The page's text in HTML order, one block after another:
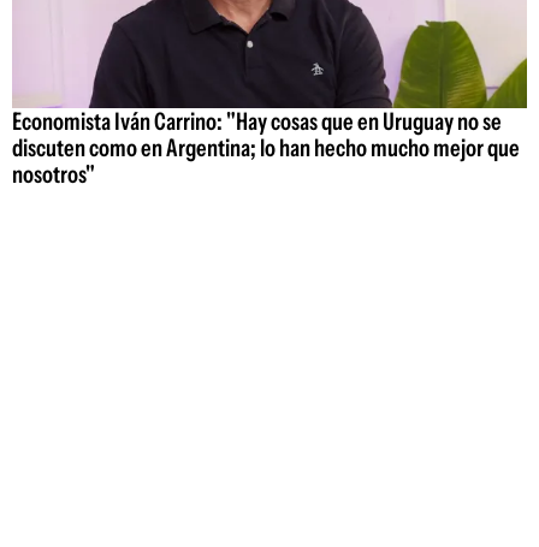
Economista Iván Carrino: "Hay cosas que en Uruguay no se
discuten como en Argentina; lo han hecho mucho mejor que
nosotros"